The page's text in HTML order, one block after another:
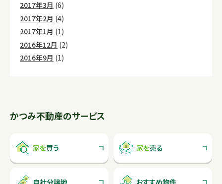
2017年3月 (6)
2017年2月 (4)
2017年1月 (1)
2016年12月 (2)
2016年9月 (1)
かつみ不動産のサービス
家を買う 家を売る